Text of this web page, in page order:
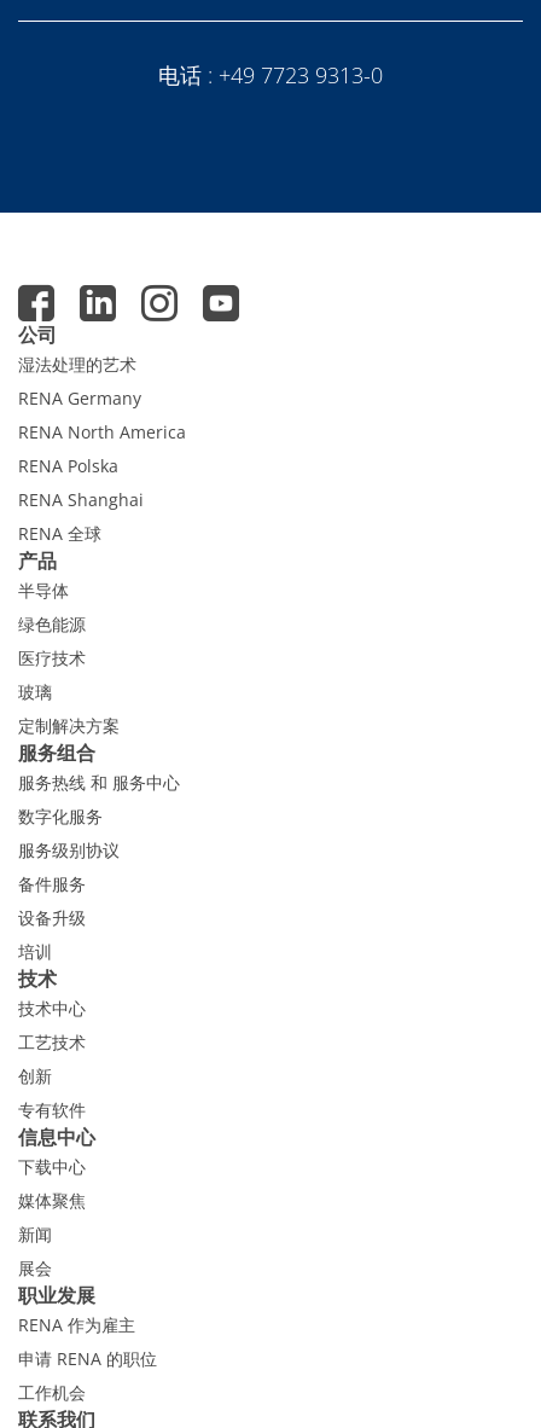
电话 : +49 7723 9313-0
公司
湿法处理的艺术
RENA Germany
RENA North America
RENA Polska
RENA Shanghai
RENA 全球
产品
半导体
绿色能源
医疗技术
玻璃
定制解决方案
服务组合
服务热线 和 服务中心
数字化服务
服务级别协议
备件服务
设备升级
培训
技术
技术中心
工艺技术
创新
专有软件
信息中心
下载中心
媒体聚焦
新闻
展会
职业发展
RENA 作为雇主
申请 RENA 的职位
工作机会
联系我们